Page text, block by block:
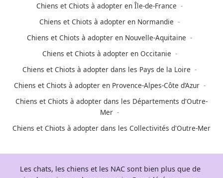
Chiens et Chiots à adopter en Île-de-France
Chiens et Chiots à adopter en Normandie
Chiens et Chiots à adopter en Nouvelle-Aquitaine
Chiens et Chiots à adopter en Occitanie
Chiens et Chiots à adopter dans les Pays de la Loire
Chiens et Chiots à adopter en Provence-Alpes-Côte d’Azur
Chiens et Chiots à adopter dans les Départements d'Outre-
Mer
Chiens et Chiots à adopter dans les Collectivités d'Outre-Mer
Les chats, les chiens et les NAC sont bien plus que de